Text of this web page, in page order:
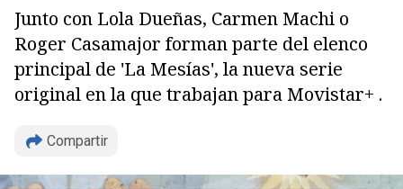
Junto con Lola Dueñas, Carmen Machi o
Roger Casamajor forman parte del elenco
principal de 'La Mesías', la nueva serie
original en la que trabajan para Movistar+ .
Compartir
Copiar